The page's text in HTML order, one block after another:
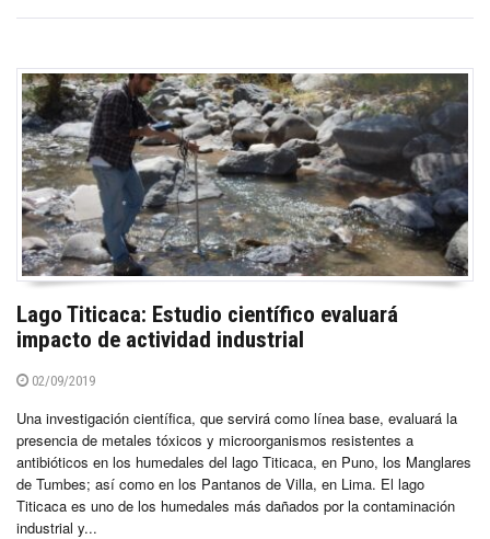
Lago Titicaca: Estudio científico evaluará
impacto de actividad industrial
02/09/2019
Una investigación científica, que servirá como línea base, evaluará la
presencia de metales tóxicos y microorganismos resistentes a
antibióticos en los humedales del lago Titicaca, en Puno, los Manglares
de Tumbes; así como en los Pantanos de Villa, en Lima. El lago
Titicaca es uno de los humedales más dañados por la contaminación
industrial y...